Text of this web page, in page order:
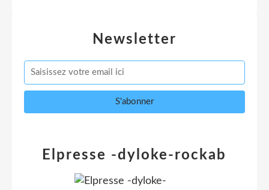
Newsletter
Elpresse -dyloke-rockab